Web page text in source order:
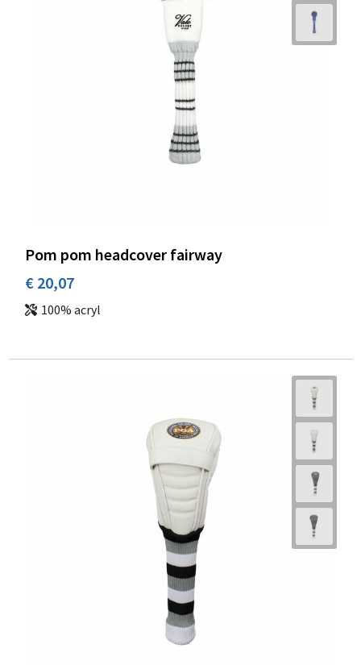
Pom pom headcover fairway
€ 20,07
100% acryl